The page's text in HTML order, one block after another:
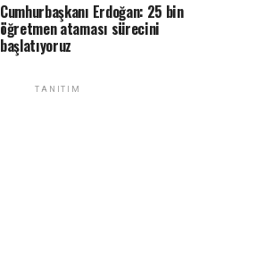
Cumhurbaşkanı Erdoğan: 25 bin
öğretmen ataması sürecini
başlatıyoruz
TANITIM